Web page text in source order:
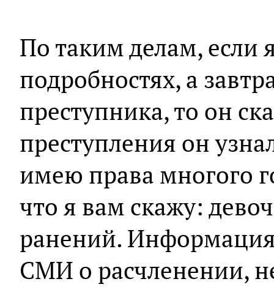
По таким делам, если
подробностях, а
преступника, то он
преступления он
имею права многого
что я вам скажу:
ранений.
СМИ о расчленении,